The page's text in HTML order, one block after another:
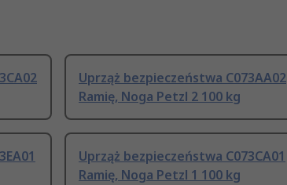
Uprząż bezpieczeństwa C073AA02
Ramię, Noga Petzl 2 100 kg
Uprząż bezpieczeństwa C073CA01
Ramię, Noga Petzl 1 100 kg